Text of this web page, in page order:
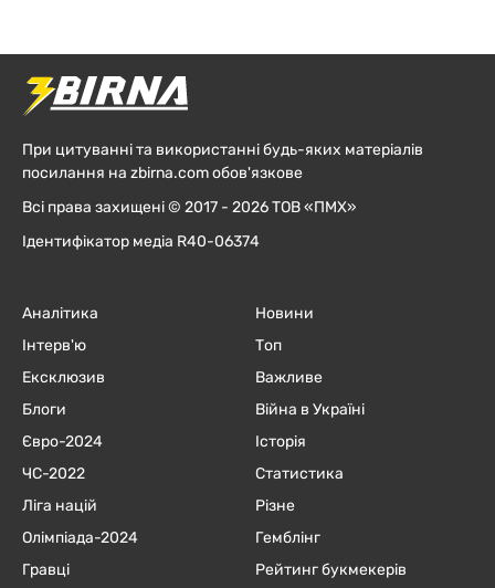
При цитуванні та використанні будь-яких матеріалів
посилання на zbirna.com обов'язкове
Всі права захищені © 2017 - 2026 ТОВ «ПМХ»
Ідентифікатор медіа R40-06374
Аналітика
Інтерв'ю
Ексклюзив
Блоги
Євро-2024
ЧC-2022
Ліга націй
Олімпіада-2024
Гравці
Новини
Топ
Важливе
Війна в Україні
Історія
Статистика
Різне
Гемблінг
Рейтинг букмекерів